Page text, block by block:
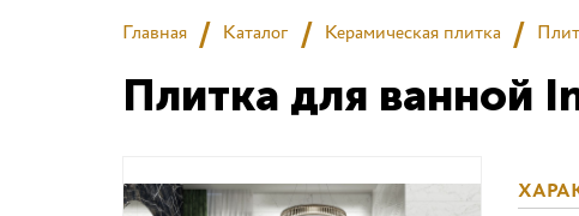
Главная Каталог Керамическая плитка
Плитка для ванной